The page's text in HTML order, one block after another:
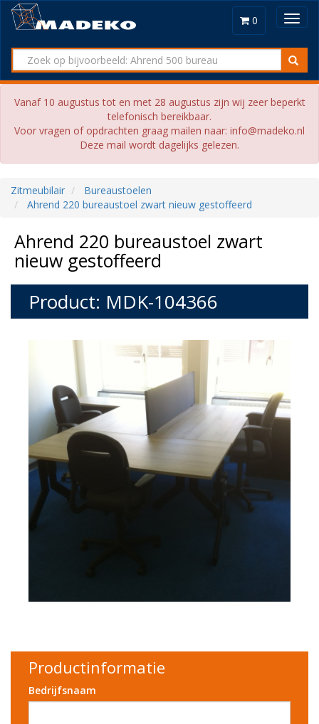
0
Vanaf 10 augustus tot en met 28 augustus zijn wij zeer beperkt
telefonisch bereikbaar.
Voor vragen of opdrachten graag mailen naar: info@madeko.nl
Deze mail wordt dagelijks gelezen.
Zitmeubilair
Bureaustoelen
Ahrend 220 bureaustoel zwart nieuw gestoffeerd
Ahrend 220 bureaustoel zwart
nieuw gestoffeerd
Product: MDK-104366
Productinformatie
Bedrijfsnaam